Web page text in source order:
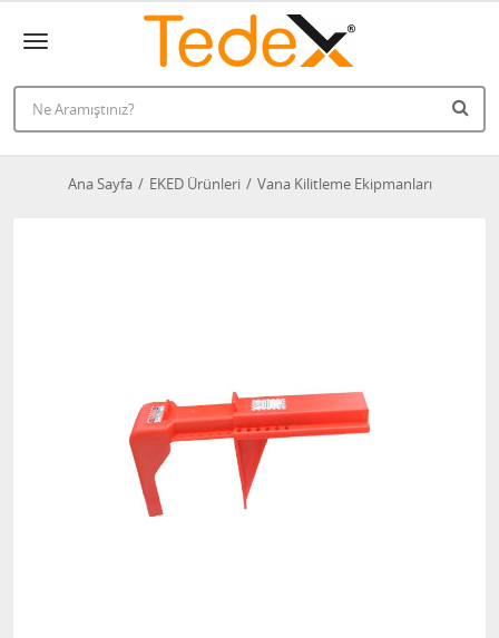
Ana Sayfa EKED Ürünleri Vana Kilitleme Ekipmanları